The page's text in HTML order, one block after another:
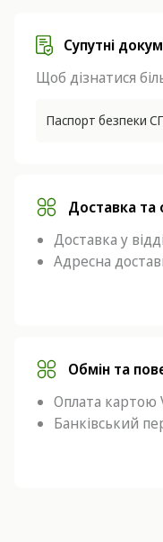
Супутні
Щоб дізнатися
Паспорт безпеки
Доставка та
Доставка у
Адресна
Обмін та
Оплата картою
Банківський